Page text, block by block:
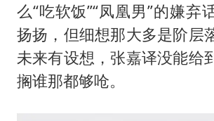
么“吃软饭”“凤凰男”的嫌弃
扬扬，但细想那大多是阶层
未来有设想，张嘉译没能给
搁谁那都够呛。